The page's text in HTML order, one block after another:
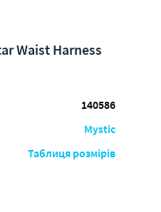
Waist Harness
140586
Mystic
Таблиця розмірів